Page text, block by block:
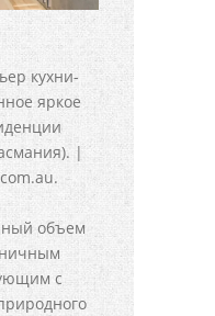
кухни-
яркое
|
объем
с